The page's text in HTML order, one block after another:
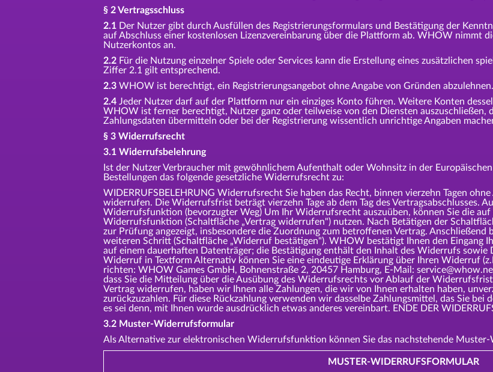
§ 2 Vertragsschluss
2.1 Der Nutzer gibt durch Ausfüllen des Registrierungsformulars und Bestätigung der
auf Abschluss einer kostenlosen Lizenzvereinbarung über die Plattform ab. WHOW nimmt
Nutzerkontos an.
2.2 Für die Nutzung einzelner Spiele oder Services kann die Erstellung eines zusätzlichen
Ziffer 2.1 gilt entsprechend.
2.3 WHOW ist berechtigt, ein Registrierungsangebot ohne Angabe von Gründen abzulehnen.
2.4 Jeder Nutzer darf auf der Plattform nur ein einziges Konto führen. Weitere Konten
WHOW ist ferner berechtigt, Nutzer ganz oder teilweise von den Diensten auszuschließen,
Zahlungsdaten übermitteln oder bei der Registrierung wissentlich unrichtige Angaben
§ 3 Widerrufsrecht
3.1 Widerrufsbelehrung
Ist der Nutzer Verbraucher mit gewöhnlichem Aufenthalt oder Wohnsitz in der
Bestellungen das folgende gesetzliche Widerrufsrecht zu:
WIDERRUFSBELEHRUNG Widerrufsrecht Sie haben das Recht, binnen vierzehn Tagen
widerrufen. Die Widerrufsfrist beträgt vierzehn Tage ab dem Tag des Vertragsabschlusses.
Widerrufsfunktion (bevorzugter Weg) Um Ihr Widerrufsrecht auszuüben, können Sie die
Widerrufsfunktion (Schaltfläche „Vertrag widerrufen") nutzen. Nach Betätigen der
zur Prüfung angezeigt, insbesondere die Zuordnung zum betroffenen Vertrag.
weiteren Schritt (Schaltfläche „Widerruf bestätigen"). WHOW bestätigt Ihnen den Eingang
auf einem dauerhaften Datenträger; die Bestätigung enthält den Inhalt des Widerrufs sowie
Widerruf in Textform Alternativ können Sie eine eindeutige Erklärung über Ihren Widerruf
richten: WHOW Games GmbH, Bohnenstraße 2, 20457 Hamburg, E-Mail:
dass Sie die Mitteilung über die Ausübung des Widerrufsrechts vor Ablauf der
Vertrag widerrufen, haben wir Ihnen alle Zahlungen, die wir von Ihnen erhalten haben,
zurückzuzahlen. Für diese Rückzahlung verwenden wir dasselbe Zahlungsmittel, das Sie bei
es sei denn, mit Ihnen wurde ausdrücklich etwas anderes vereinbart. ENDE DER
3.2 Muster-Widerrufsformular
Als Alternative zur elektronischen Widerrufsfunktion können Sie das nachstehende
MUSTER-WIDERRUFSFORMULAR